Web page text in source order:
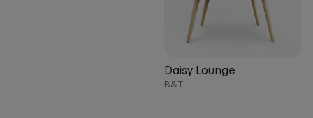
Daisy Lounge
B&T